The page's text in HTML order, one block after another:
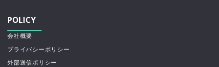
POLICY
会社概要
プライバシーポリシー
外部送信ポリシー